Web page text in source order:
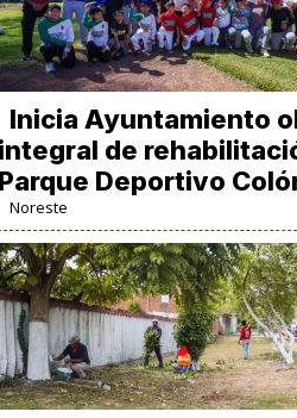
Inicia Ayuntamiento
integral de
Parque Deportivo
Noreste